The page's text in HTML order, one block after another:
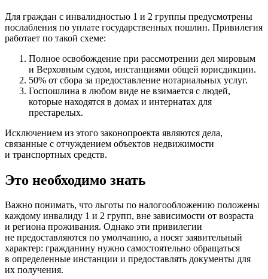
Для граждан с инвалидностью 1 и 2 группы предусмотрены
послабления по уплате государственных пошлин. Привилегия
работает по такой схеме:
Полное освобождение при рассмотрении дел мировым
и Верховным судом, инстанциями общей юрисдикции.
50% от сбора за предоставление нотариальных услуг.
Госпошлина в любом виде не взимается с людей,
которые находятся в домах и интернатах для
престарелых.
Исключением из этого законопроекта являются дела,
связанные с отчуждением объектов недвижимости
и транспортных средств.
Это необходимо знать
Важно понимать, что льготы по налогообложению положены
каждому инвалиду 1 и 2 групп, вне зависимости от возраста
и региона проживания. Однако эти привилегии
не предоставляются по умолчанию, а носят заявительный
характер: гражданину нужно самостоятельно обращаться
в определенные инстанции и предоставлять документы для
их получения.